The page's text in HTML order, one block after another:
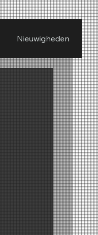
Nieuwigheden